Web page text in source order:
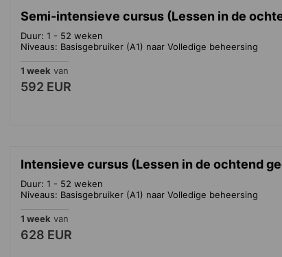
Semi-intensieve cursus (Lessen in de
Duur: 1 - 52 weken
Niveaus: Basisgebruiker (A1) naar Volledige beheersing
1 week van
592 EUR
Intensieve cursus (Lessen in de ochtend
Duur: 1 - 52 weken
Niveaus: Basisgebruiker (A1) naar Volledige beheersing
1 week van
628 EUR